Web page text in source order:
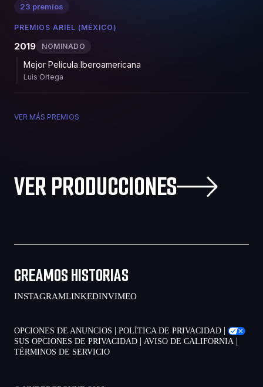
23 premios
PREMIOS ARIEL (MÉXICO)
2019 NOMINADO
Mejor Película Iberoamericana
Luis Ortega
VER MÁS PREMIOS
VER PRODUCCIONES
CREAMOS HISTORIAS
INSTAGRAMLINKEDINVIMEO
OPCIONES DE ANUNCIOS | POLÍTICA DE PRIVACIDAD |
SUS OPCIONES DE PRIVACIDAD | AVISO DE CALIFORNIA |
TÉRMINOS DE SERVICIO